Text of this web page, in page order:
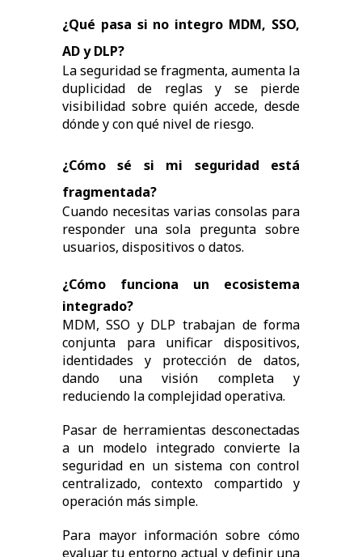
¿Qué pasa si no integro MDM, SSO,
AD y DLP?
La seguridad se fragmenta, aumenta la
duplicidad de reglas y se pierde
visibilidad sobre quién accede, desde
dónde y con qué nivel de riesgo.
¿Cómo sé si mi seguridad está
fragmentada?
Cuando necesitas varias consolas para
responder una sola pregunta sobre
usuarios, dispositivos o datos.
¿Cómo funciona un ecosistema
integrado?
MDM, SSO y DLP trabajan de forma
conjunta para unificar dispositivos,
identidades y protección de datos,
dando una visión completa y
reduciendo la complejidad operativa.
Pasar de herramientas desconectadas
a un modelo integrado convierte la
seguridad en un sistema con control
centralizado, contexto compartido y
operación más simple.
Para mayor información sobre cómo
evaluar tu entorno actual y definir una